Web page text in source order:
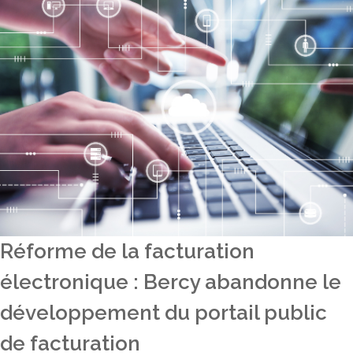
Réforme de la facturation
électronique : Bercy abandonne le
développement du portail public
de facturation